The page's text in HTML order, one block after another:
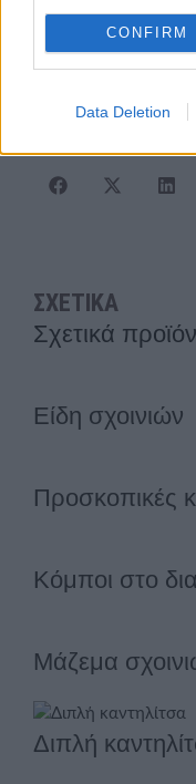
CONFIRM
Data Deletion
εμπειρία για σένα
με την ευθύνη και
ενήλικα.
Πίσω σε Σχοινί :
ΜΟΙΡΑΣΤΕΙΤΕ
ΣΧΕΤΙΚΑ
Σχετικά
Είδη σχοινιών
Προσκοπικές
Κόμποι στο
Μάζεμα
Διπλή